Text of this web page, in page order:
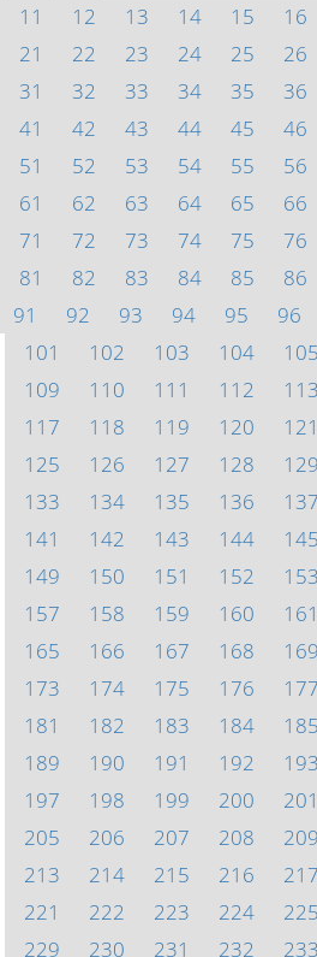
11
12 13 14 15 16
21
22 23 24 25 26
31
32 33 34 35 36
41
42 43 44 45 46
51
52 53 54 55 56
61
62 63 64 65 66
71
72 73 74 75 76
81
82 83 84 85 86
91
92 93 94 95 96
101
102 103 104 105
109
110 111 112 113
117
118 119 120 121
125
126 127 128 129
133
134 135 136 137
141
142 143 144 145
149
150 151 152 153
157
158 159 160 161
165
166 167 168 169
173
174 175 176 177
181
182 183 184 185
189
190 191 192 193
197
198 199 200 201
205
206 207 208 209
213
214 215 216 217
221
222 223 224 225
229
230 231 232 233